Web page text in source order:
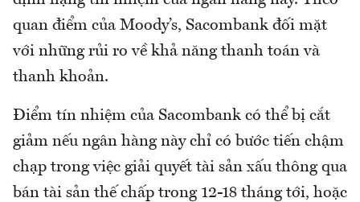
quan điểm của Moody’s, Sacombank đối mặt
với những rủi ro về khả năng thanh toán và
thanh khoản.
Điểm tín nhiệm của Sacombank có thể bị cắt
giảm nếu ngân hàng này chỉ có bước tiến chậm
chạp trong việc giải quyết tài sản xấu thông qua
bán tài sản thế chấp trong 12-18 tháng tới, hoặc